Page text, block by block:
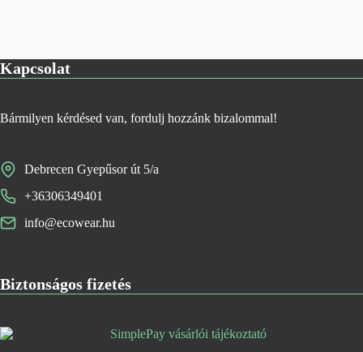
Kapcsolat
Bármilyen kérdésed van, fordulj hozzánk bizalommal!
Debrecen Gyepűsor út 5/a
+36306349401
info@ecowear.hu
Biztonságos fizetés